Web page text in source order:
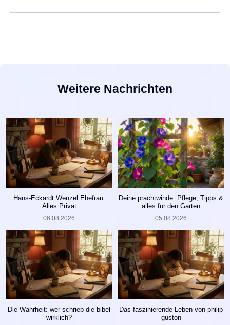
Weitere Nachrichten
Hans-Eckardt Wenzel Ehefrau:
Alles Privat
06.08.2026
Deine prachtwinde: Pflege, Tipps &
alles für den Garten
05.08.2026
Die Wahrheit: wer schrieb die bibel
wirklich?
Das faszinierende Leben von philip
guston